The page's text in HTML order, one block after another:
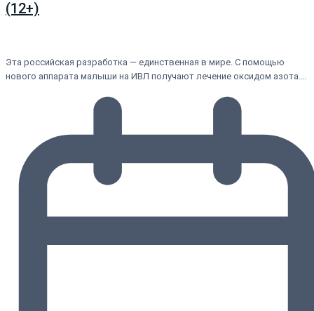
(12+)
Эта российская разработка — единственная в мире. С помощью
нового аппарата малыши на ИВЛ получают лечение оксидом азота.…